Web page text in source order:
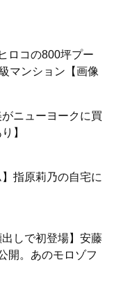
ロコの800坪プー
マンション【画像
がニューヨークに買
】
指原莉乃の自宅に
出しで初登場】安藤
開。あのモロゾフ